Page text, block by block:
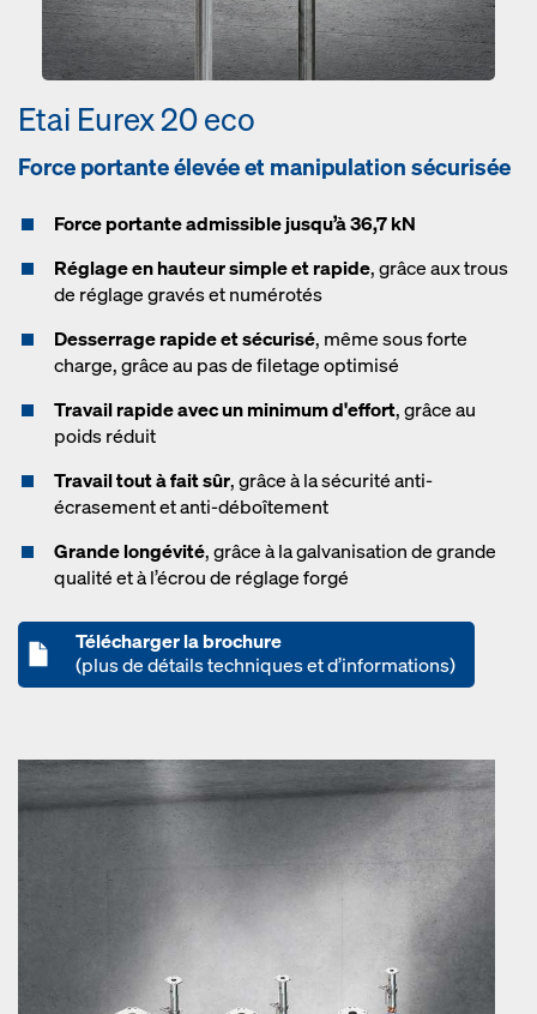
Etai Eurex 20 eco
Force portante élevée et manipulation sécurisée
Force portante admissible jusqu’à 36,7 kN
Réglage en hauteur simple et rapide, grâce aux trous
de réglage gravés et numérotés
Desserrage rapide et sécurisé, même sous forte
charge, grâce au pas de filetage optimisé
Travail rapide avec un minimum d'effort, grâce au
poids réduit
Travail tout à fait sûr, grâce à la sécurité anti-
écrasement et anti-déboîtement
Grande longévité, grâce à la galvanisation de grande
qualité et à l’écrou de réglage forgé
Télécharger la brochure
(plus de détails techniques et d’informations)